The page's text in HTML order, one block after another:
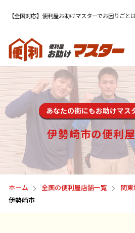
【全国対応】便利屋お助けマスターでお困りごと
あなたの街にもお助けマス
伊勢崎市の便利
ホーム 全国の便利屋店舗一覧 関
伊勢崎市